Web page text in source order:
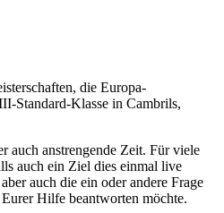
die Europa-
Standard-Klasse in Cambrils,
auch anstrengende Zeit. Für viele
auch ein Ziel dies einmal live
auch die ein oder andere Frage
Hilfe beantworten möchte.